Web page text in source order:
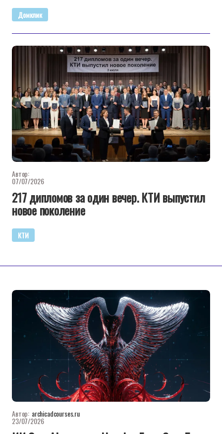
Домклик
Автор:
07/07/2026
217 дипломов за один вечер. КТИ выпустил
новое поколение
КТИ
Автор: archicadcourses.ru
23/07/2026